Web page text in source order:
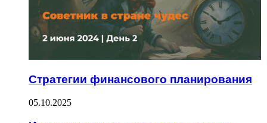
Стратегии финансового планирования
05.10.2025